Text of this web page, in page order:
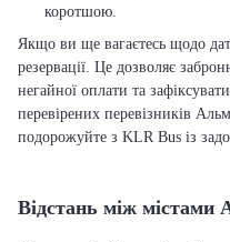
коротшою.
Якщо ви ще вагаєтесь щодо
резервації. Це дозволяє
негайної оплати та
перевірених перевізників
подорожуйте з KLR Bus із
Відстань між